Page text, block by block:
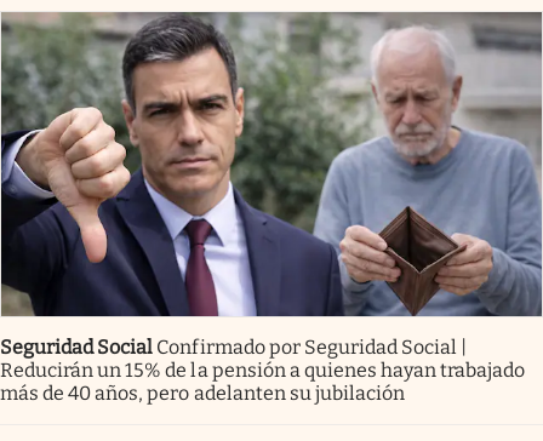
Seguridad Social Confirmado por Seguridad Social |
Reducirán un 15% de la pensión a quienes hayan trabajado
más de 40 años, pero adelanten su jubilación